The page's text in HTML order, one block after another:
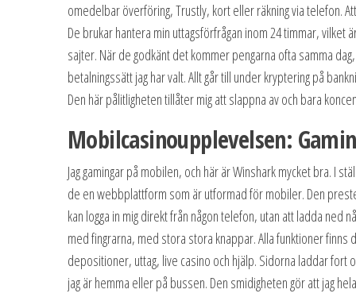
omedelbar överföring, Trustly, kort eller räkning via telefon.
De brukar hantera min uttagsförfrågan inom 24 timmar, vilket
sajter. När de godkänt det kommer pengarna ofta samma
betalningssätt jag har valt. Allt går till under kryptering på
Den här pålitligheten tillåter mig att slappna av och bara
Mobilcasinoupplevelsen:
Jag gamingar på mobilen, och här är Winshark mycket bra. I
de en webbplattform som är utformad för mobiler. Den
kan logga in mig direkt från någon telefon, utan att ladda ned
med fingrarna, med stora stora knappar. Alla funktioner finns
depositioner, uttag, live casino och hjälp. Sidorna laddar fort
jag är hemma eller på bussen. Den smidigheten gör att jag